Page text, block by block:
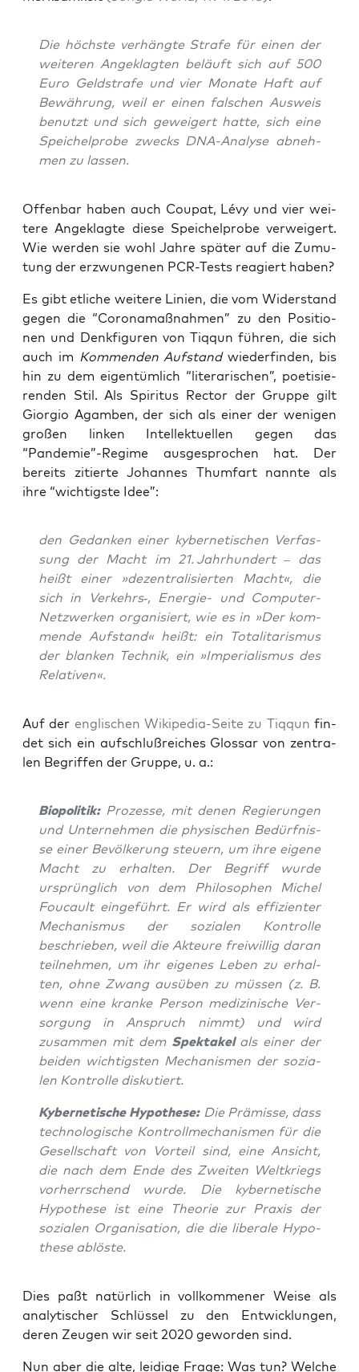
Die höchs­te ver­häng­te Stra­fe für einen der
wei­te­ren Ange­klag­ten beläuft sich auf 500
Euro Geld­stra­fe und vier Mona­te Haft auf
Bewäh­rung, weil er einen fal­schen Aus­weis
benutzt und sich gewei­gert hat­te, sich eine
Spei­chel­pro­be zwecks DNA-Ana­ly­se abneh­
men zu lassen.
Offen­bar haben auch Cou­pat, Lévy und vier wei­
te­re Ange­klag­te die­se Spei­chel­pro­be ver­wei­gert.
Wie wer­den sie wohl Jah­re spä­ter auf die Zumu­
tung der erzwun­ge­nen PCR-Tests reagiert haben?
Es gibt etli­che wei­te­re Lini­en, die vom Wider­stand
gegen die “Coro­na­maß­nah­men” zu den Posi­tio­
nen und Denk­fi­gu­ren von Tiq­qun füh­ren, die sich
auch im Kom­men­den Auf­standwie­der­fin­den, bis
hin zu dem eigen­tüm­lich “lite­ra­ri­schen”, poe­ti­sie­
ren­den Stil. Als Spi­ri­tus Rec­tor der Grup­pe gilt
Gior­gio Agam­ben, der sich als einer der weni­gen
gro­ßen lin­ken Intel­lek­tu­el­len gegen das
“Pandemie”-Regime aus­ge­spro­chen hat. Der
bereits zitier­te Johan­nes Thumf­art nann­te als
ihre “wich­tigs­te Idee”:
den Gedan­ken einer kyber­ne­ti­schen Ver­fas­
sung der Macht im 21. Jahr­hun­dert – das
heißt einer »dezen­tra­li­sier­ten Macht«, die
sich in Verkehrs‑, Ener­gie- und Com­pu­ter-
Netz­wer­ken orga­ni­siert, wie es in »Der kom­
men­de Auf­stand« heißt: ein Tota­li­ta­ris­mus
der blan­ken Tech­nik, ein »Impe­ria­lis­mus des
Relativen«.
Auf der eng­li­schen Wiki­pe­dia-Sei­te zu Tiq­qun fin­
det sich ein auf­schluß­rei­ches Glos­sar von zen­tra­
len Begrif­fen der Grup­pe, u. a.:
Bio­po­li­tik:Pro­zes­se, mit denen Regie­run­gen
und Unter­neh­men die phy­si­schen Bedürf­nis­
se einer Bevöl­ke­rung steu­ern, um ihre eige­ne
Macht zu erhal­ten. Der Begriff wur­de
ursprüng­lich von dem Phi­lo­so­phen Michel
Fou­cault ein­ge­führt. Er wird als effi­zi­en­ter
Mecha­nis­mus der sozia­len Kon­trol­le
beschrie­ben, weil die Akteu­re frei­wil­lig dar­an
teil­neh­men, um ihr eige­nes Leben zu erhal­
ten, ohne Zwang aus­üben zu müs­sen (z. B.
wenn eine kran­ke Per­son medi­zi­ni­sche Ver­
sor­gung in Anspruch nimmt) und wird
zusam­men mit dem Spek­ta­kelals einer der
bei­den wich­tigs­ten Mecha­nis­men der sozia­
len Kon­trol­le diskutiert.
Kyber­ne­ti­sche Hypo­the­se:Die Prä­mis­se, dass
tech­no­lo­gi­sche Kon­troll­me­cha­nis­men für die
Gesell­schaft von Vor­teil sind, eine Ansicht,
die nach dem Ende des Zwei­ten Welt­kriegs
vor­herr­schend wur­de. Die kyber­ne­ti­sche
Hypo­the­se ist eine Theo­rie zur Pra­xis der
sozia­len Orga­ni­sa­ti­on, die die libe­ra­le Hypo­
the­se ablöste.
Dies paßt natür­lich in voll­kom­me­ner Wei­se als
ana­ly­ti­scher Schlüs­sel zu den Ent­wick­lun­gen,
deren Zeu­gen wir seit 2020 gewor­den sind.
Nun aber die alte, lei­di­ge Fra­ge: Was tun? Wel­che